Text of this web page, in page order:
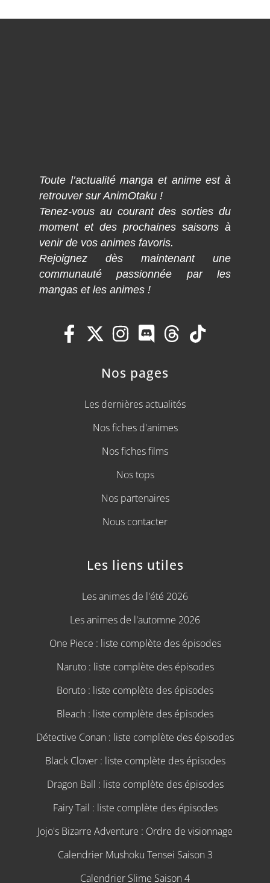
Toute l’actualité manga et anime est à
retrouver sur AnimOtaku !
Tenez-vous au courant des sorties du
moment et des prochaines saisons à
venir de vos animes favoris.
Rejoignez dès maintenant une
communauté passionnée par les
mangas et les animes !
Nos pages
Les dernières actualités
Nos fiches d'animes
Nos fiches films
Nos tops
Nos partenaires
Nous contacter
Les liens utiles
Les animes de l'été 2026
Les animes de l'automne 2026
One Piece : liste complète des épisodes
Naruto : liste complète des épisodes
Boruto : liste complète des épisodes
Bleach : liste complète des épisodes
Détective Conan : liste complète des épisodes
Black Clover : liste complète des épisodes
Dragon Ball : liste complète des épisodes
Fairy Tail : liste complète des épisodes
Jojo's Bizarre Adventure : Ordre de visionnage
Calendrier Mushoku Tensei Saison 3
Calendrier Slime Saison 4